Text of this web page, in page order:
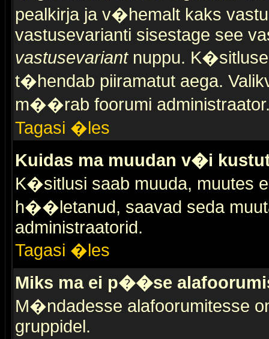
pealkirja ja v�hemalt kaks
vastusevarianti sisestage see
vastusevariantnuppu.
t�hendab piiramatut aega.
m��rab foorumi
Tagasi �les
Kuidas ma muudan v�i
K�sitlusi saab muuda, muutes
h��letanud, saavad seda
administraatorid.
Tagasi �les
Miks ma ei p��se
M�ndadesse alafoorumitesse
gruppidel.